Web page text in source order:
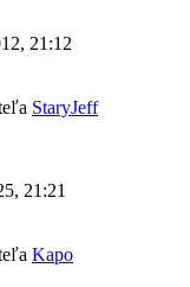
21:12
StaryJeff
21:21
Kapo